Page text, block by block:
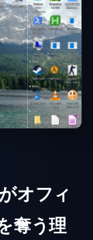
オフィ
奪う理